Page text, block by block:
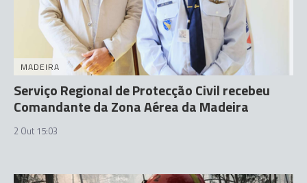
MADEIRA
Serviço Regional de Protecção Civil recebeu
Comandante da Zona Aérea da Madeira
2 Out 15:03